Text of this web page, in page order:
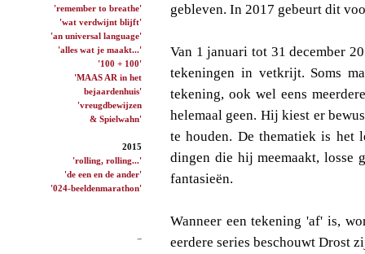
'remember to breathe'
'wat verdwijnt blijft'
'an universal language'
'alles wat je maakt...'
'100 + 100'
'MAAS AR in het
bejaardenhuis'
'vreugdbewijzen
& Spielwahn'
2015
'rolling, rolling...'
'de een en de ander'
'024-beeldenmarathon'
gebleven. In 2017 gebeurt dit
Van 1 januari tot 31 december
tekeningen in vetkrijt. Soms
tekening, ook wel eens
helemaal geen. Hij kiest er
te houden. De thematiek is het
dingen die hij meemaakt, losse
fantasieën.
Wanneer een tekening 'af' is,
eerdere series beschouwt Drost